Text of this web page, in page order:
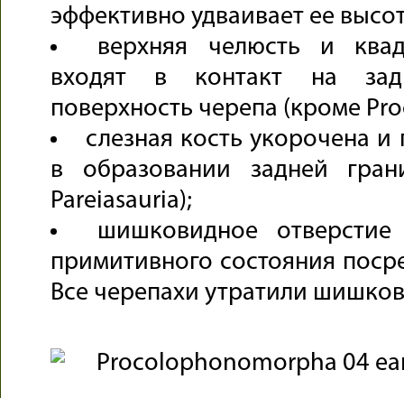
эффективно удваивает ее
верхняя челюсть и
входят в контакт на
поверхность черепа (кроме
слезная кость укорочена и
в образовании задней
Pareiasauria);
шишковидное
примитивного состояния
Все черепахи утратили